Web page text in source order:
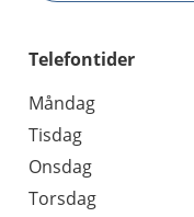
Telefontider
Måndag
Tisdag
Onsdag
Torsdag